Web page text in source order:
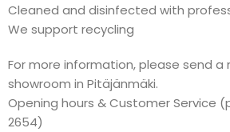
Cleaned and disinfected with
We support recycling
For more information, please send a
showroom in Pitäjänmäki.
Opening hours & Customer Service
2654)